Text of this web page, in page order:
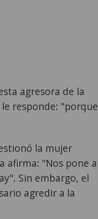
agresora de la
responde: "porque
la mujer
afirma: "Nos pone a
Sin embargo, el
agredir a la